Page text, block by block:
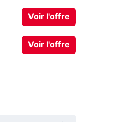
Voir l'offre
Voir l'offre